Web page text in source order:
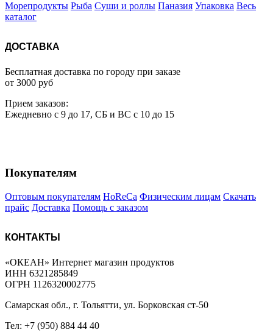
Морепродукты Рыба Суши и роллы Паназия Упаковка Весь
каталог
ДОСТАВКА
Бесплатная доставка по городу при заказе
от 3000 руб
Прием заказов:
Ежедневно с 9 до 17, СБ и ВС с 10 до 15
Покупателям
Оптовым покупателям HoReCa Физическим лицам Скачать
прайс Доставка Помощь с заказом
КОНТАКТЫ
«ОКЕАН» Интернет магазин продуктов
ИНН 6321285849
ОГРН 1126320002775
Самарская обл., г. Тольятти, ул. Борковская ст-50
Тел: +7 (950) 884 44 40